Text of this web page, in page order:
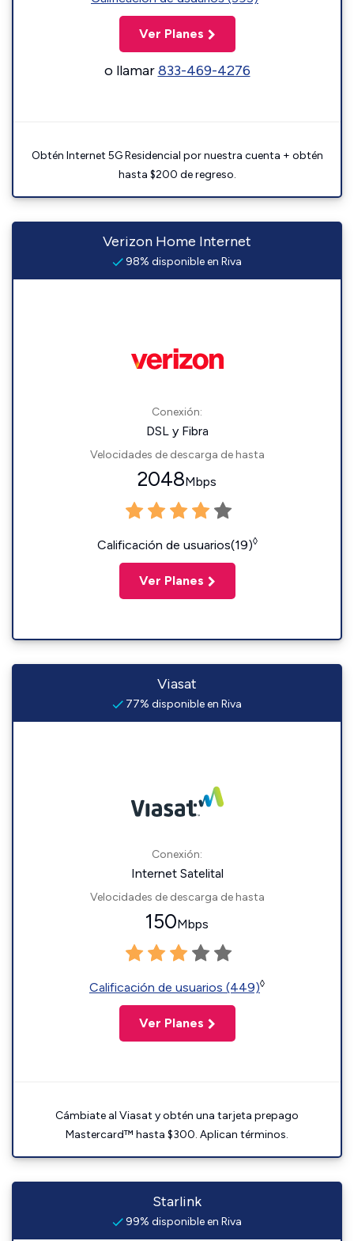
Ver Planes
o llamar833-469-4276
Obtén Internet 5G Residencial por nuestra cuenta + obtén
hasta $200 de regreso.
Verizon Home Internet
98% disponible en Riva
Conexión:
DSL y Fibra
Velocidades de descarga de hasta
2048Mbps
Calificación de usuarios(19)◊
Ver Planes
Viasat
77% disponible en Riva
Conexión:
Internet Satelital
Velocidades de descarga de hasta
150Mbps
Calificación de usuarios (449)◊
Ver Planes
Cámbiate al Viasat y obtén una tarjeta prepago
Mastercard™ hasta $300. Aplican términos.
Starlink
99% disponible en Riva